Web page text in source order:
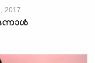
2017